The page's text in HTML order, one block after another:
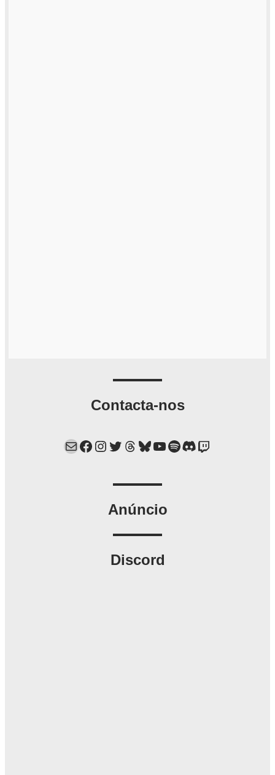
Contacta-nos
Mail Facebook Instagram Twitter Threads Bluesky YouTube Spotify Discord Twitch
Anúncio
Discord